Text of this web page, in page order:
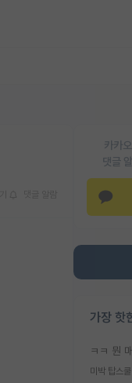
카카
댓글
가장 핫